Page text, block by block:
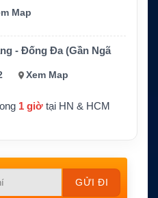
5.19 x 2.26 x 1.29 inch
Map
- Đống Đa (Gần Ngã
Xem Map
1 giờtại HN & HCM
Please